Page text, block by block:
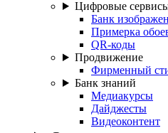
Цифровые
Банк
Примерка
QR-коды
Продвижение
Фирменный
Банк знаний
Медиакурсы
Дайджесты
Видеоконтент